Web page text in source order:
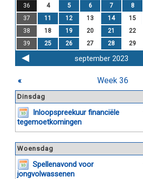
36
4 5 6 7 8
37
11 12 13 14 15
38
18 19 20 21 22
39
25 26 27 28 29
september 2023
« Week 36
Dinsdag
Inloopspreekuur financiële
tegemoetkomingen
Woensdag
Spellenavond voor
jongvolwassenen